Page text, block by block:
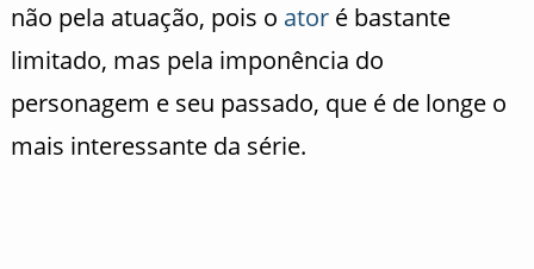
não pela atuação, pois o atoré bastante
limitado, mas pela imponência do
personagem e seu passado, que é de longe o
mais interessante da série.